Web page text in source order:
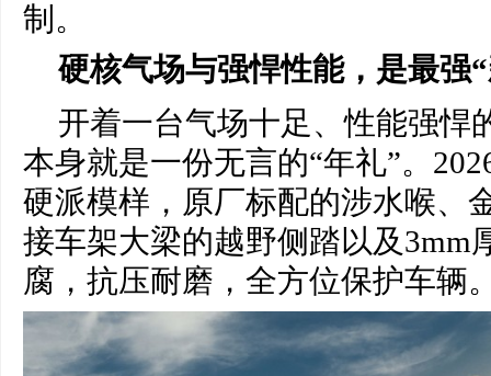
制。
硬核气场与强悍性能，是最强
开着一台气场十足、性能强悍
本身就是一份无言的“年礼”。
硬派模样，原厂标配的涉水喉、
接车架大梁的越野侧踏以及3mm
腐，抗压耐磨，全方位保护车辆